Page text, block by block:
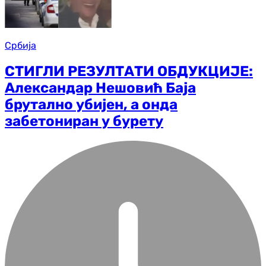
Србија
СТИГЛИ РЕЗУЛТАТИ ОБДУКЦИЈЕ:
Александар Нешовић Баја
брутално убијен, а онда
забетониран у бурету